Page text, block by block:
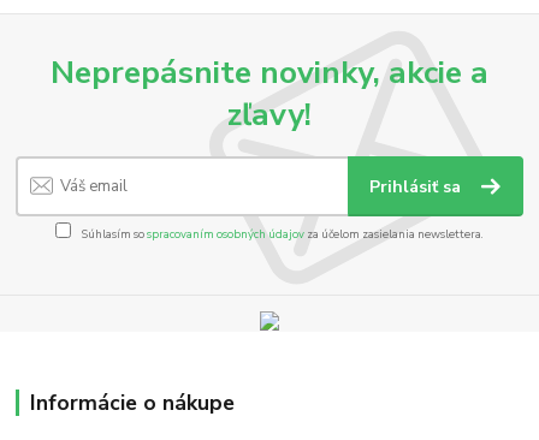
Neprepásnite novinky, akcie a
zľavy!
Prihlásiť sa
Súhlasím sospracovaním osobných údajov za účelom zasielania newslettera.
Informácie o nákupe